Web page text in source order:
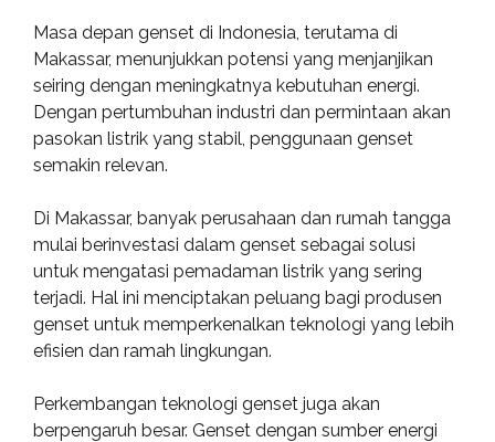
Masa depan genset di Indonesia, terutama di
Makassar, menunjukkan potensi yang menjanjikan
seiring dengan meningkatnya kebutuhan energi.
Dengan pertumbuhan industri dan permintaan akan
pasokan listrik yang stabil, penggunaan genset
semakin relevan.
Di Makassar, banyak perusahaan dan rumah tangga
mulai berinvestasi dalam genset sebagai solusi
untuk mengatasi pemadaman listrik yang sering
terjadi. Hal ini menciptakan peluang bagi produsen
genset untuk memperkenalkan teknologi yang lebih
efisien dan ramah lingkungan.
Perkembangan teknologi genset juga akan
berpengaruh besar. Genset dengan sumber energi